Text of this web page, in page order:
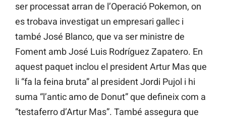
ser processat arran de l’Operació Pokemon, on
es trobava investigat un empresari gallec i
també José Blanco, que va ser ministre de
Foment amb José Luis Rodríguez Zapatero. En
aquest paquet inclou el president Artur Mas que
li “fa la feina bruta” al president Jordi Pujol i hi
suma “l’antic amo de Donut” que defineix com a
“testaferro d’Artur Mas”. També assegura que